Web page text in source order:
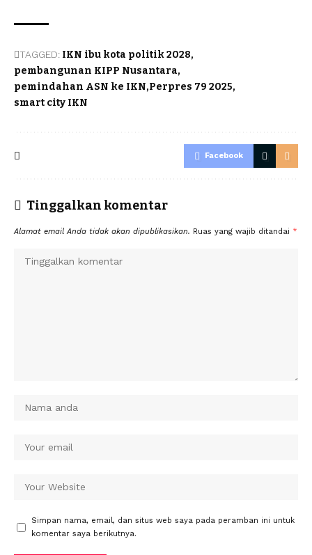
TAGGED: IKN ibu kota politik 2028
pembangunan KIPP Nusantara
pemindahan ASN ke IKN Perpres 79 2025
smart city IKN
Facebook
Tinggalkan komentar
Alamat email Anda tidak akan dipublikasikan. Ruas yang wajib ditandai *
Simpan nama, email, dan situs web saya pada peramban ini untuk
komentar saya berikutnya.